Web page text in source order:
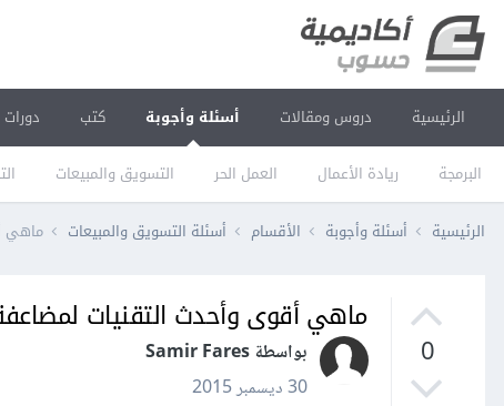
الرئيسية دروس ومقالات أسئلة وأجوبة
البرمجة ريادة الأعمال العمل الحر التسويق والمبيعات
كتب دورات
الرئيسية أسئلة وأجوبة الأقسام أسئلة التسويق والمبيعات ماهي
0
ماهي أقوى وأحدث التقنيات
بواسطة Samir Fares
30 ديسمبر 2015